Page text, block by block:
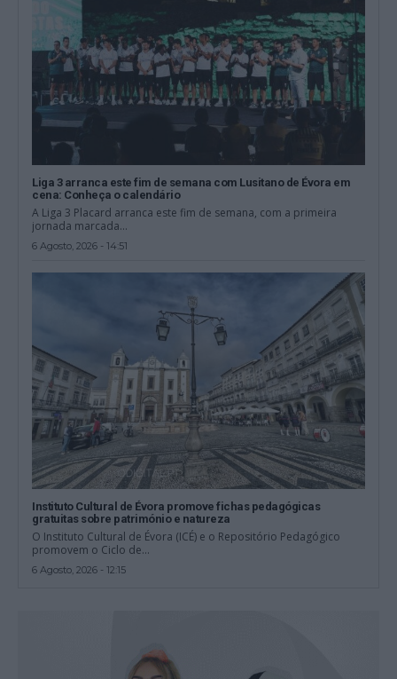
Liga 3 arranca este fim de semana com Lusitano de Évora em
cena: Conheça o calendário
A Liga 3 Placard arranca este fim de semana, com a primeira
jornada marcada...
6 Agosto, 2026 - 14:51
Instituto Cultural de Évora promove fichas pedagógicas
gratuitas sobre património e natureza
O Instituto Cultural de Évora (ICÉ) e o Repositório Pedagógico
promovem o Ciclo de...
6 Agosto, 2026 - 12:15